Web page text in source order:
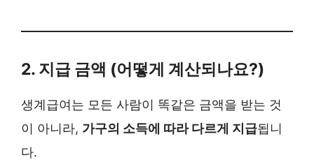
2. 지급 금액 (어떻게 계산되나요?)
생계급여는 모든 사람이 똑같은 금액을 받는 것
이 아니라, 가구의 소득에 따라 다르게 지급됩니
다.